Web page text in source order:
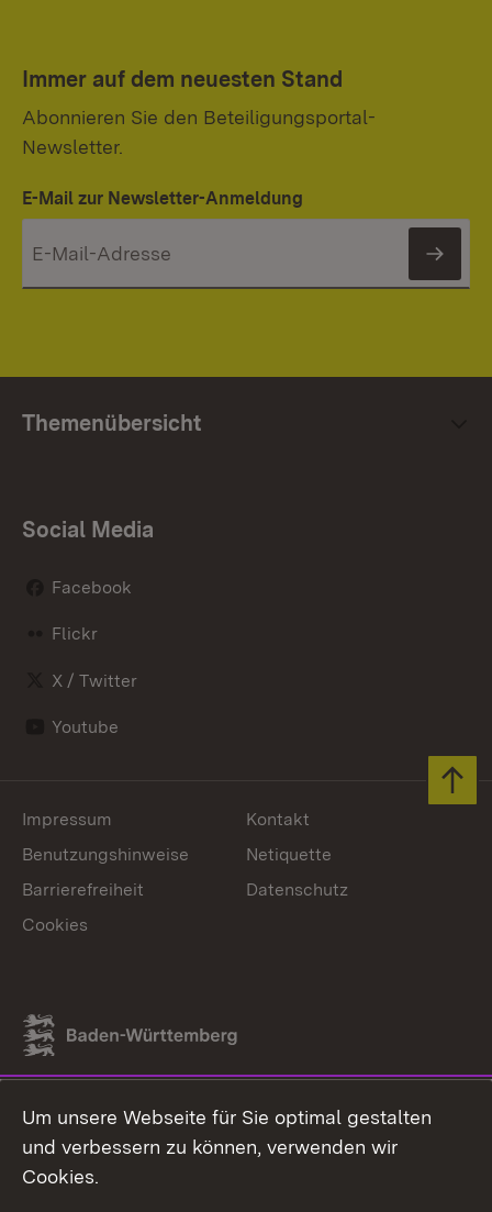
Immer auf dem neuesten Stand
Abonnieren Sie den Beteiligungsportal-
Newsletter.
E-Mail zur Newsletter-Anmeldung
Themenübersicht
Social Media
Facebook
Flickr
X / Twitter
Youtube
Link zum Landesportal
Impressum
Kontakt
Benutzungshinweise
Netiquette
Barrierefreiheit
Datenschutz
Cookies
Um unsere Webseite für Sie optimal gestalten
und verbessern zu können, verwenden wir
Cookies.